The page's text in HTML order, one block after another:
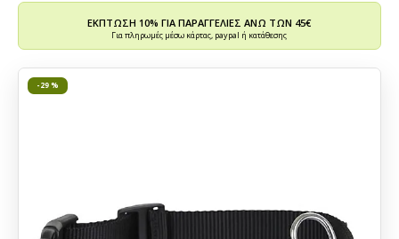
ΕΚΠΤΩΣΗ 10% ΓΙΑ ΠΑΡΑΓΓΕΛΙΕΣ ΑΝΩ ΤΩΝ 45€
Για πληρωμές μέσω κάρτας, paypal ή κατάθεσης
-29 %